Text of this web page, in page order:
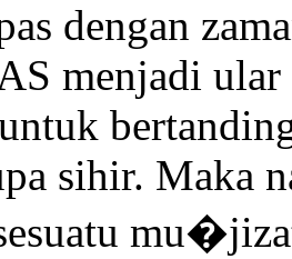
dengan
menjadi ular
sihir. Maka